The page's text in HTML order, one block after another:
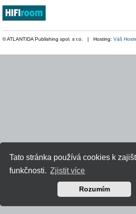
Tato stránka používá cookies k
funkčnosti. Zjistit více
Rozumím
© ATLANTIDA Publishing spol. s r.o. | Hosting: Váš